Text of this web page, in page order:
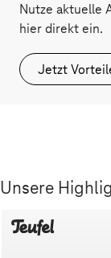
Nutze aktuelle
hier direkt ein.
Jetzt
Unsere